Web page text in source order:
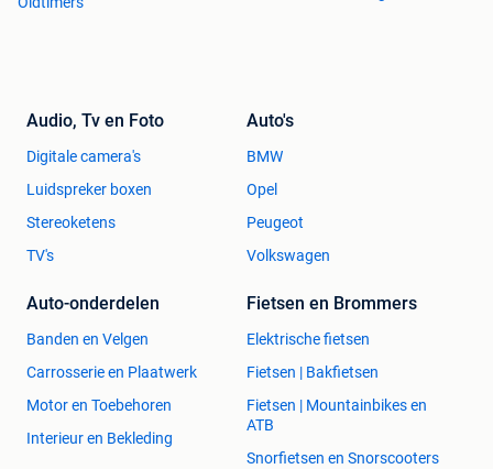
Audio, Tv en Foto
Digitale camera's
Luidspreker boxen
Stereoketens
TV's
Auto's
BMW
Opel
Peugeot
Volkswagen
Auto-onderdelen
Banden en Velgen
Carrosserie en Plaatwerk
Motor en Toebehoren
Interieur en Bekleding
Fietsen en Brommers
Elektrische fietsen
Fietsen | Bakfietsen
Fietsen | Mountainbikes en
ATB
Snorfietsen en Snorscooters